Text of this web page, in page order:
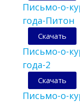
Письмо-о-
года-Питон
Скачать
Письмо-о-
года-2
Скачать
Письмо-о-